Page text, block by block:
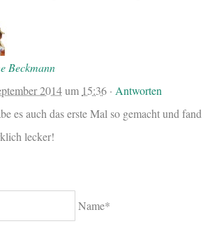
Beckmann
2014um 15:36 · Antworten
es auch das erste Mal so gemacht und fand
lecker!
Name*